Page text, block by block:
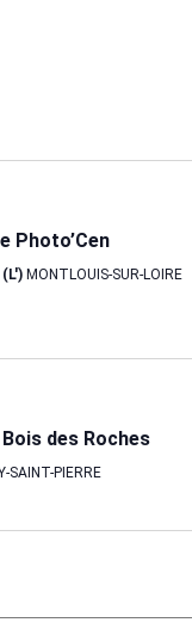
Photo’Cen
MONTLOUIS-SUR-LOIRE
des Roches
SAINT-PIERRE